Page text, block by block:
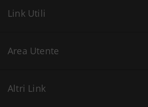
Link Utili
Area Utente
Altri Link